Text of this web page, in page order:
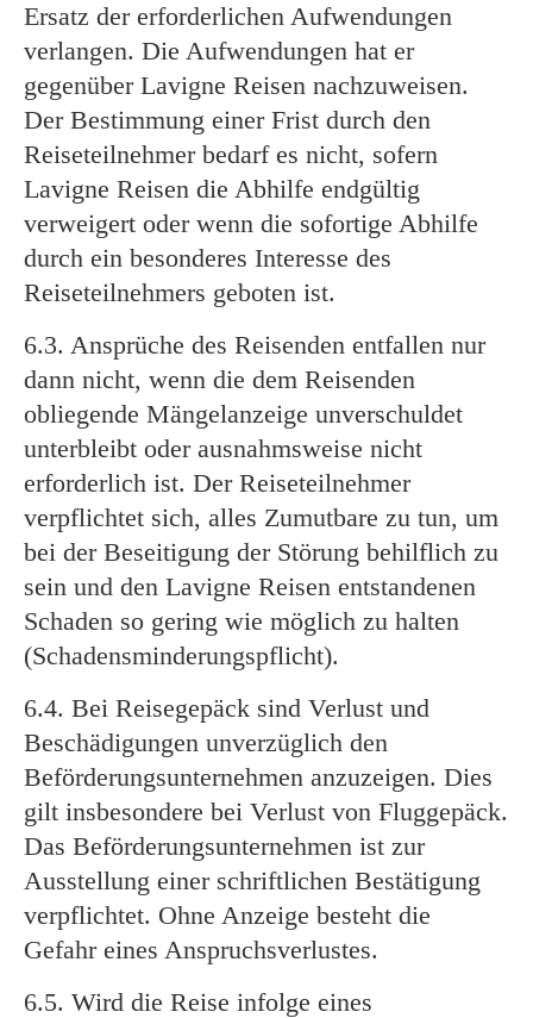
Ersatz der erforderlichen Aufwendungen
verlangen. Die Aufwendungen hat er
gegenüber Lavigne Reisen nachzuweisen.
Der Bestimmung einer Frist durch den
Reiseteilnehmer bedarf es nicht, sofern
Lavigne Reisen die Abhilfe endgültig
verweigert oder wenn die sofortige Abhilfe
durch ein besonderes Interesse des
Reiseteilnehmers geboten ist.
6.3. Ansprüche des Reisenden entfallen nur
dann nicht, wenn die dem Reisenden
obliegende Mängelanzeige unverschuldet
unterbleibt oder ausnahmsweise nicht
erforderlich ist. Der Reiseteilnehmer
verpflichtet sich, alles Zumutbare zu tun, um
bei der Beseitigung der Störung behilflich zu
sein und den Lavigne Reisen entstandenen
Schaden so gering wie möglich zu halten
(Schadensminderungspflicht).
6.4. Bei Reisegepäck sind Verlust und
Beschädigungen unverzüglich den
Beförderungsunternehmen anzuzeigen. Dies
gilt insbesondere bei Verlust von Fluggepäck.
Das Beförderungsunternehmen ist zur
Ausstellung einer schriftlichen Bestätigung
verpflichtet. Ohne Anzeige besteht die
Gefahr eines Anspruchsverlustes.
6.5. Wird die Reise infolge eines